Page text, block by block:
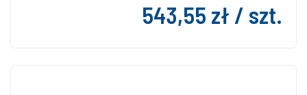
543,55 zł / szt.